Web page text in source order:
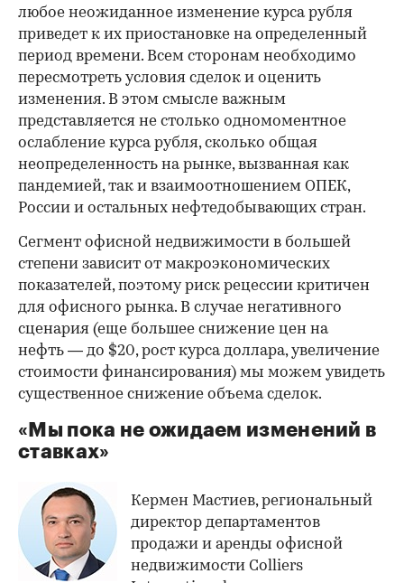
любое неожиданное изменение курса рубля
приведет к их приостановке на определенный
период времени. Всем сторонам необходимо
пересмотреть условия сделок и оценить
изменения. В этом смысле важным
представляется не столько одномоментное
ослабление курса рубля, сколько общая
неопределенность на рынке, вызванная как
пандемией, так и взаимоотношением ОПЕК,
России и остальных нефтедобывающих стран.
Сегмент офисной недвижимости в большей
степени зависит от макроэкономических
показателей, поэтому риск рецессии критичен
для офисного рынка. В случае негативного
сценария (еще большее снижение цен на
нефть — до $20, рост курса доллара, увеличение
стоимости финансирования) мы можем увидеть
существенное снижение объема сделок.
«Мы пока не ожидаем изменений в
ставках»
Кермен Мастиев, региональный
директор департаментов
продажи и аренды офисной
недвижимости Colliers